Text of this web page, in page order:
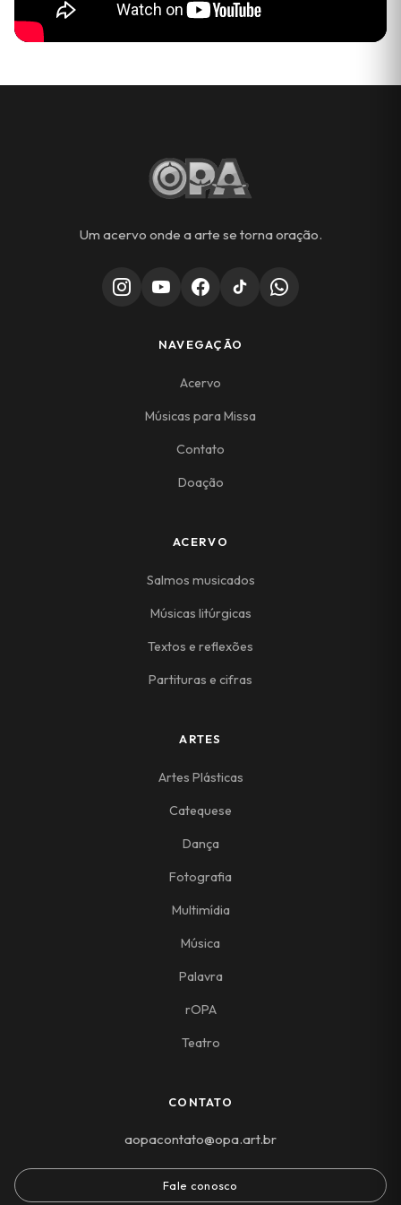
Um acervo onde a arte se torna oração.
NAVEGAÇÃO
Acervo
Músicas para Missa
Contato
Doação
ACERVO
Salmos musicados
Músicas litúrgicas
Textos e reflexões
Partituras e cifras
ARTES
Artes Plásticas
Catequese
Dança
Fotografia
Multimídia
Música
Palavra
rOPA
Teatro
CONTATO
aopacontato@opa.art.br
Fale conosco